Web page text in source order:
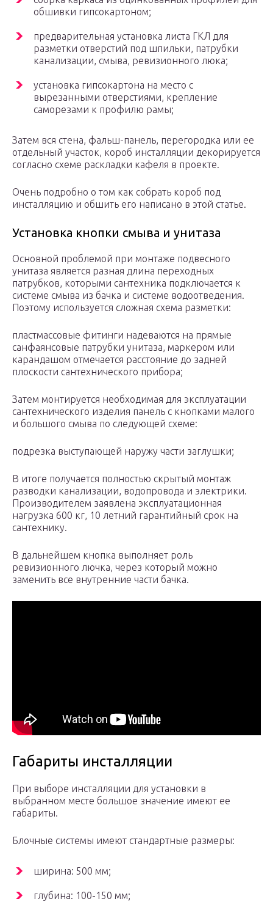
обшивки гипсокартоном;
предварительная установка листа ГКЛ для
разметки отверстий под шпильки, патрубки
канализации, смыва, ревизионного люка;
установка гипсокартона на место с
вырезанными отверстиями, крепление
саморезами к профилю рамы;
Затем вся стена, фальш-панель, перегородка или ее
отдельный участок, короб инсталляции декорируется
согласно схеме раскладки кафеля в проекте.
Очень подробно о том как собрать короб под
инсталляцию и обшить его написано в этой статье.
Установка кнопки смыва и унитаза
Основной проблемой при монтаже подвесного
унитаза является разная длина переходных
патрубков, которыми сантехника подключается к
системе смыва из бачка и системе водоотведения.
Поэтому используется сложная схема разметки:
пластмассовые фитинги надеваются на прямые
санфаянсовые патрубки унитаза, маркером или
карандашом отмечается расстояние до задней
плоскости сантехнического прибора;
Затем монтируется необходимая для эксплуатации
сантехнического изделия панель с кнопками малого
и большого смыва по следующей схеме:
подрезка выступающей наружу части заглушки;
В итоге получается полностью скрытый монтаж
разводки канализации, водопровода и электрики.
Производителем заявлена эксплуатационная
нагрузка 600 кг, 10 летний гарантийный срок на
сантехнику.
В дальнейшем кнопка выполняет роль
ревизионного лючка, через который можно
заменить все внутренние части бачка.
Габариты инсталляции
При выборе инсталляции для установки в
выбранном месте большое значение имеют ее
габариты.
Блочные системы имеют стандартные размеры:
ширина: 500 мм;
глубина: 100-150 мм;